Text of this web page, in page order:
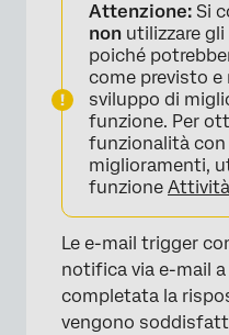
Attenzione: Si
non utilizzare
poiché
come previsto e
sviluppo di
funzione. Per
funzionalità
miglioramenti,
funzione
Le e-mail trigger
notifica via e-mail
completata la
vengono